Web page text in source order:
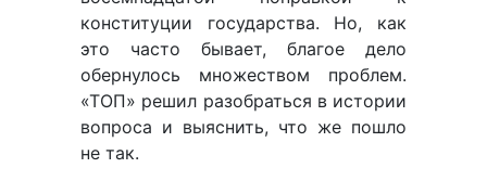
конституции государства. Но, как
это часто бывает, благое дело
обернулось множеством проблем.
«ТОП» решил разобраться в истории
вопроса и выяснить, что же пошло
не так.